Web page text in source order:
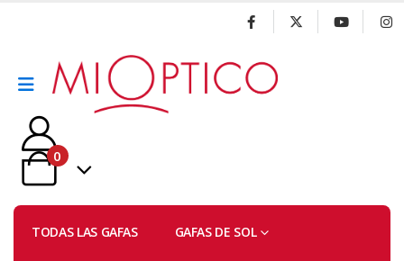
0
TODAS LAS GAFAS GAFAS DE SOL